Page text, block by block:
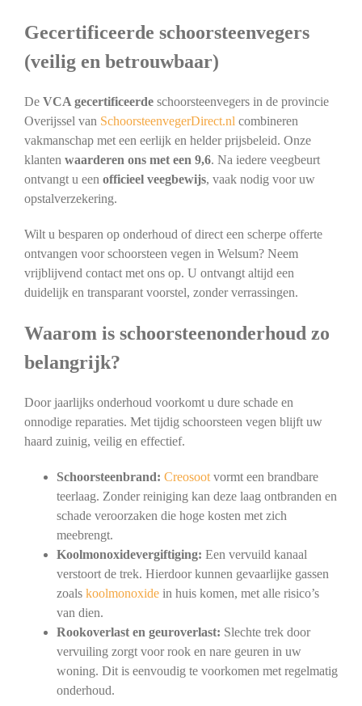
Gecertificeerde schoorsteenvegers
(veilig en betrouwbaar)
De VCA gecertificeerdeschoorsteenvegers in de provincie
Overijssel van SchoorsteenvegerDirect.nl combineren
vakmanschap met een eerlijk en helder prijsbeleid. Onze
klanten waarderen ons met een 9,6. Na iedere veegbeurt
ontvangt u een officieel veegbewijs, vaak nodig voor uw
opstalverzekering.
Wilt u besparen op onderhoud of direct een scherpe offerte
ontvangen voor schoorsteen vegen in Welsum? Neem
vrijblijvend contact met ons op. U ontvangt altijd een
duidelijk en transparant voorstel, zonder verrassingen.
Waarom is schoorsteenonderhoud zo
belangrijk?
Door jaarlijks onderhoud voorkomt u dure schade en
onnodige reparaties. Met tijdig schoorsteen vegen blijft uw
haard zuinig, veilig en effectief.
Schoorsteenbrand: Creosootvormt een brandbare
teerlaag. Zonder reiniging kan deze laag ontbranden en
schade veroorzaken die hoge kosten met zich
meebrengt.
Koolmonoxidevergiftiging: Een vervuild kanaal
verstoort de trek. Hierdoor kunnen gevaarlijke gassen
zoals koolmonoxidein huis komen, met alle risico’s
van dien.
Rookoverlast en geuroverlast: Slechte trek door
vervuiling zorgt voor rook en nare geuren in uw
woning. Dit is eenvoudig te voorkomen met regelmatig
onderhoud.